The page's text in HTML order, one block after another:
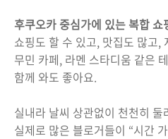
후쿠오카 중심가에 있는 복합 쇼
쇼핑도 할 수 있고, 맛집도 많고,
무민 카페, 라멘 스타디움 같은
함께 와도 좋아요.
실내라 날씨 상관없이 천천히 둘
실제로 많은 블로거들이 “시간